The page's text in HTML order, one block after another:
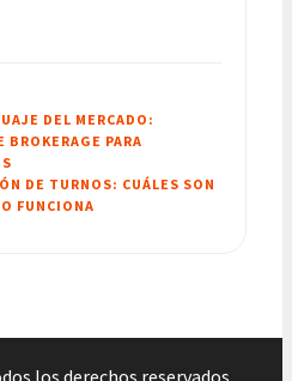
DEL MERCADO:
BROKERAGE PARA
DE TURNOS: CUÁLES SON
FUNCIONA
los derechos reservados